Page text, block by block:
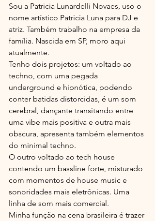
Sou a Patricia Lunardelli Novaes, uso o
nome artístico Patricia Luna para DJ e
atriz. Também trabalho na empresa da
família. Nascida em SP, moro aqui
atualmente.
Tenho dois projetos: um voltado ao
techno, com uma pegada
underground e hipnótica, podendo
conter batidas distorcidas, é um som
cerebral, dançante transitando entre
uma vibe mais positiva e outra mais
obscura, apresenta também elementos
do minimal techno.
O outro voltado ao tech house
contendo um bassline forte, misturado
com momentos de house music e
sonoridades mais eletrônicas. Uma
linha de som mais comercial.
Minha função na cena brasileira é trazer